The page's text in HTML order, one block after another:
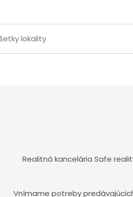
Realitná kancelária Safe
Vnímame potreby